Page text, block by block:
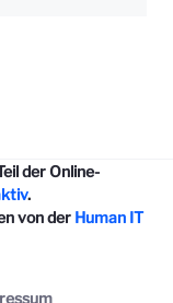
der Online-
.
von der Human IT